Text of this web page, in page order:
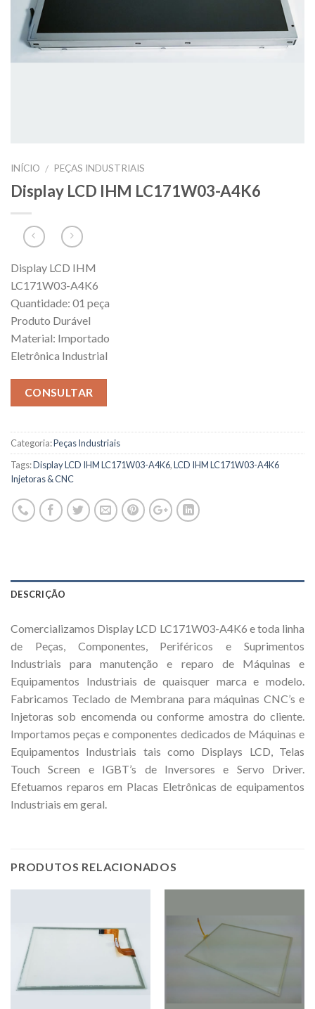
INÍCIO / PEÇAS INDUSTRIAIS
Display LCD IHM LC171W03-A4K6
Display LCD IHM
LC171W03-A4K6
Quantidade: 01 peça
Produto Durável
Material: Importado
Eletrônica Industrial
CONSULTAR
Categoria:Peças Industriais
Tags:Display LCD IHM LC171W03-A4K6,LCD IHM LC171W03-A4K6
Injetoras & CNC
DESCRIÇÃO
Comercializamos Display LCD LC171W03-A4K6 e toda linha
de Peças, Componentes, Periféricos e Suprimentos
Industriais para manutenção e reparo de Máquinas e
Equipamentos Industriais de quaisquer marca e modelo.
Fabricamos Teclado de Membrana para máquinas CNC’s e
Injetoras sob encomenda ou conforme amostra do cliente.
Importamos peças e componentes dedicados de Máquinas e
Equipamentos Industriais tais como Displays LCD, Telas
Touch Screen e IGBT’s de Inversores e Servo Driver.
Efetuamos reparos em Placas Eletrônicas de equipamentos
Industriais em geral.
PRODUTOS RELACIONADOS